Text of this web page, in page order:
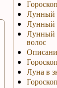
Лунный
Лунный
Лунный
волос
Луна в